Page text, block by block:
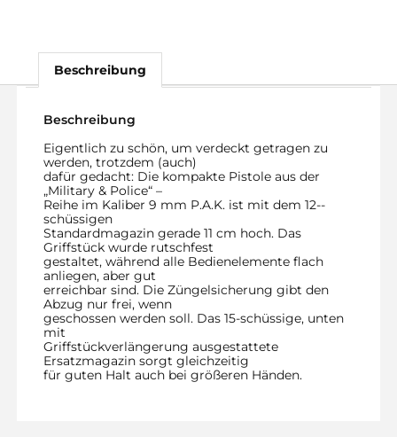
Beschreibung
Beschreibung
Eigentlich zu schön, um verdeckt getragen zu
werden, trotzdem (auch)
dafür gedacht: Die kompakte Pistole aus der
„Military & Police“ –
Reihe im Kaliber 9 mm P.A.K. ist mit dem 12-­
schüssigen
Standardmagazin gerade 11 cm hoch. Das
Griffstück wurde rutschfest
gestaltet, während alle Bedienelemente flach
anliegen, aber gut
erreichbar sind. Die Züngelsicherung gibt den
Abzug nur frei, wenn
geschossen werden soll. Das 15-­schüssige, unten
mit
Griffstückverlängerung ausgestattete
Ersatzmagazin sorgt gleichzeitig
für guten Halt auch bei größeren Händen.